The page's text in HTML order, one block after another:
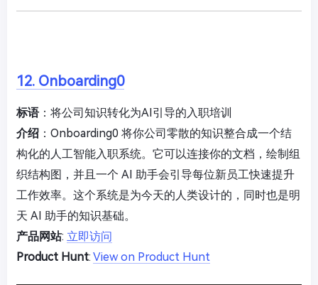
12. Onboarding0
标语：将公司知识转化为AI引导的入职培训
介绍 ：Onboarding0 将你公司零散的知识整合成一个结
构化的人工智能入职系统。它可以连接你的文档，绘制组
织结构图，并且一个 AI 助手会引导每位新员工快速提升
工作效率。这个系统是为今天的人类设计的，同时也是明
天 AI 助手的知识基础。
产品网站: 立即访问
Product Hunt: View on Product Hunt